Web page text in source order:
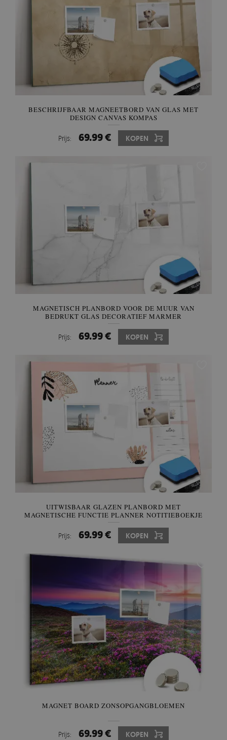
BESCHRIJFBAAR MAGNEETBORD VAN GLAS MET
DESIGN CANVAS KOMPAS
Prijs: 69.99 € KOPEN
MAGNETISCH PLANBORD VOOR DE MUUR VAN
BEDRUKT GLAS DECORATIEF MARMER
Prijs: 69.99 € KOPEN
UITWISBAAR GLAZEN PLANBORD MET
MAGNETISCHE FUNCTIE PLANNER NOTITIEBOEKJE
Prijs: 69.99 € KOPEN
MAGNET BOARD ZONSOPGANGBLOEMEN
Prijs: 69.99 € KOPEN